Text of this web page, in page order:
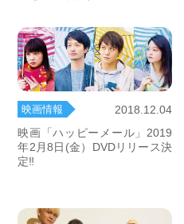
映画情報
2018.12.04
映画「ハッピーメール」2019
年2月8日(金）DVDリリース決
定‼